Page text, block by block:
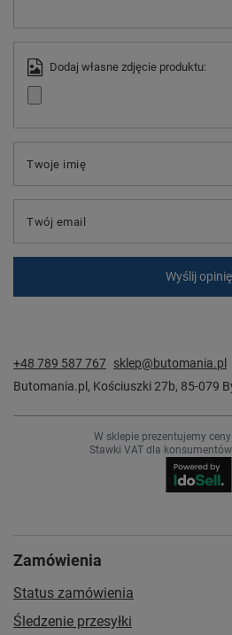
Dodaj własne zdjęcie produktu:
Twoje imię
Twój email
Wyślij opinię
+48 789 587 767 sklep@butomania.pl
Butomania.pl, Kościuszki 27b, 85-079
W sklepie prezentujemy
Stawki VAT dla
Zamówienia
Status zamówienia
Śledzenie przesyłki